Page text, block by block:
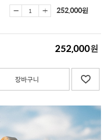
252,000원
252,000원
장바구니